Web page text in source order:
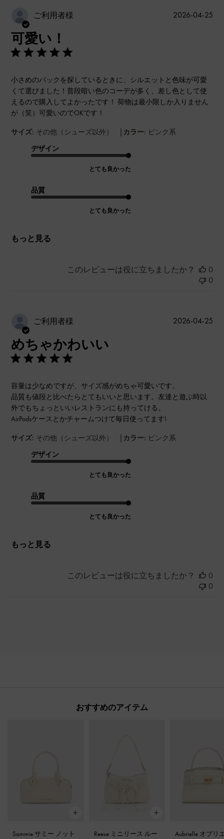
ご利用者様
可愛い！
小さめのバックを探しているときに、シルエットと色味が可愛
くて選びました！普段暗い色のコーデが多く、差し色として使
えるので購入してよかったです！ 荷物は最小限しか入りません
が（笑）可愛いのでOKです！
サイズ: その他（シューズ以外） | カラー: ピンク系
デザイン
とても良かった
品質
とても良かった
もっと見る
公
2026-04-25
このレビューは役に立ちましたか？
0
0
ご利用者様
めちゃかわいい
容量は少なめですが、サイズ感がめちゃ可愛いです。
品質も値段と比べたらとてもいいと思います。友達と遊ぶ時以
外でもちょっといいレストランにも持ってける。
AirPodsケースとかチャームつけて毎日使ってます!
サイズ: その他（シューズ以外） | カラー: ピンク系
デザイン
とても良かった
品質
とても良かった
もっと見る
公
2026-04-25
このレビューは役に立ちましたか？
0
0
おすすめのアイテム
Sammie サミー ノット
Reese ミニリース ルー
Aubrielle オブリ